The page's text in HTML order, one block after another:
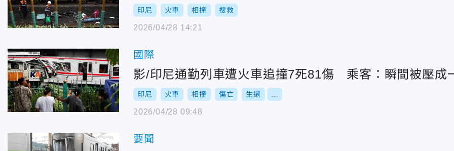
印尼 火車 相撞 搜救
2026/04/28 14:21
國際
影/印尼通勤列車遭火車追撞7死81傷 乘客：瞬間被壓成
印尼 火車 相撞 傷亡 生還
2026/04/28 09:48
要聞